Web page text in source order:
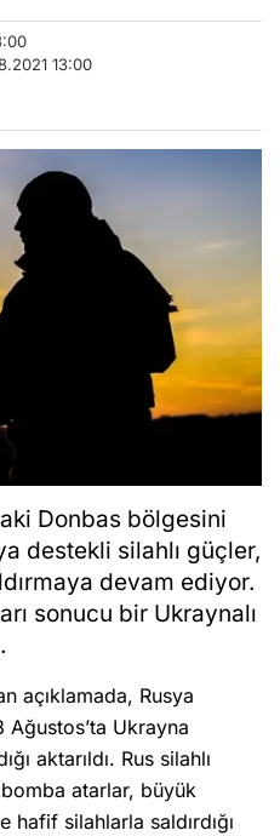
13:00
Donbas bölgesini
destekli silahlı güçler,
devam ediyor.
sonucu bir Ukraynalı
açıklamada, Rusya
Ukrayna
aktarıldı. Rus silahlı
atarlar, büyük
silahlarla saldırdığı